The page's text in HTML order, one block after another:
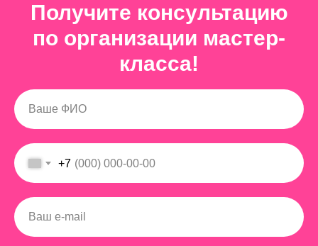
Получите консультацию
по организации мастер-
класса!
+7